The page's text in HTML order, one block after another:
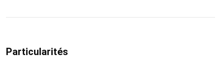
Particularités